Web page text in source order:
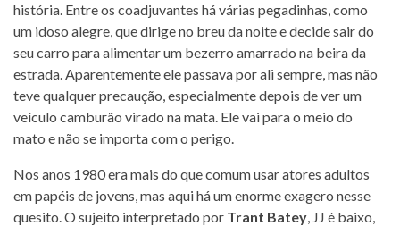
história. Entre os coadjuvantes há várias pegadinhas, como
um idoso alegre, que dirige no breu da noite e decide sair do
seu carro para alimentar um bezerro amarrado na beira da
estrada. Aparentemente ele passava por ali sempre, mas não
teve qualquer precaução, especialmente depois de ver um
veículo camburão virado na mata. Ele vai para o meio do
mato e não se importa com o perigo.
Nos anos 1980 era mais do que comum usar atores adultos
em papéis de jovens, mas aqui há um enorme exagero nesse
quesito. O sujeito interpretado por Trant Batey, JJ é baixo,